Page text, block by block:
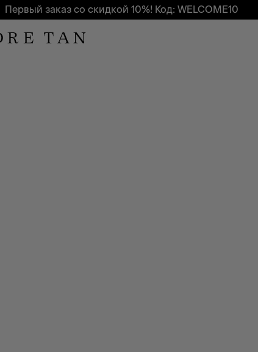
Первый заказ со скидкой 10%! Код: WELCOME10